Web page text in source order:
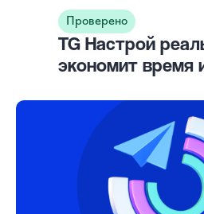
Проверено
TG Настрой
экономит время